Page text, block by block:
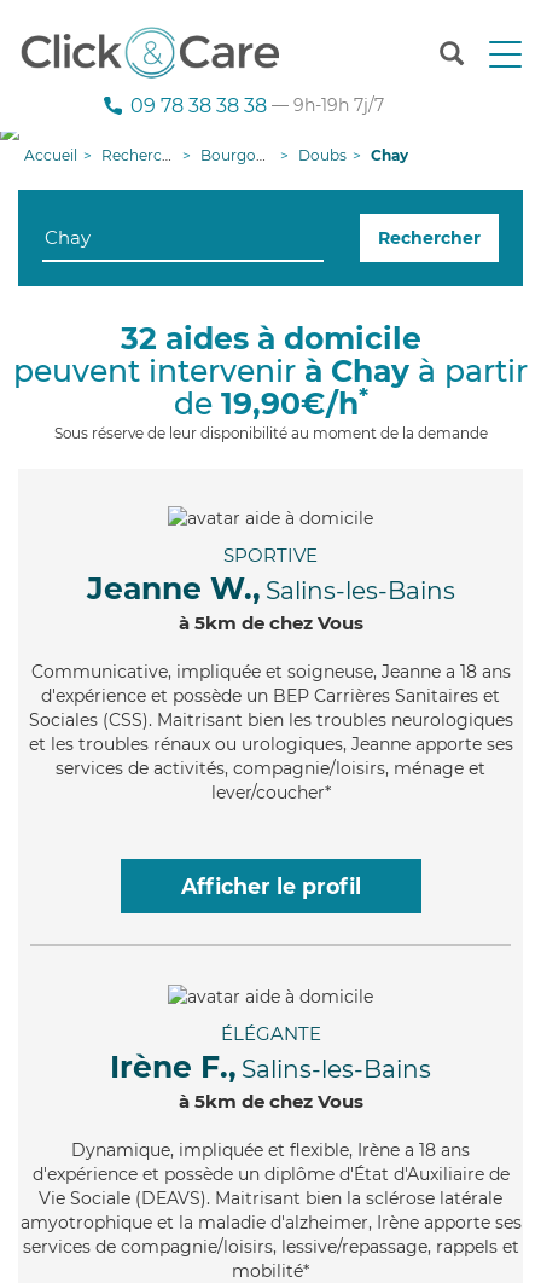
T
n
g
i
09 78 38 38 38 — 9h-19h 7j/7
Accueil Recherche aide à domicile Bourgogne-Franche-Comté Doubs Chay
Rechercher
32 aides à domicile
peuvent intervenir à Chay à partir
de 19,90€/h*
Sous réserve de leur disponibilité au moment de la demande
SPORTIVE
Jeanne W., Salins-les-Bains
à 5km de chez Vous
Communicative, impliquée et soigneuse, Jeanne a 18 ans
d'expérience et possède un BEP Carrières Sanitaires et
Sociales (CSS). Maitrisant bien les troubles neurologiques
et les troubles rénaux ou urologiques, Jeanne apporte ses
services de activités, compagnie/loisirs, ménage et
lever/coucher*
Afficher le profil
ÉLÉGANTE
Irène F., Salins-les-Bains
à 5km de chez Vous
Dynamique, impliquée et flexible, Irène a 18 ans
d'expérience et possède un diplôme d'État d'Auxiliaire de
Vie Sociale (DEAVS). Maitrisant bien la sclérose latérale
amyotrophique et la maladie d'alzheimer, Irène apporte ses
services de compagnie/loisirs, lessive/repassage, rappels et
mobilité*